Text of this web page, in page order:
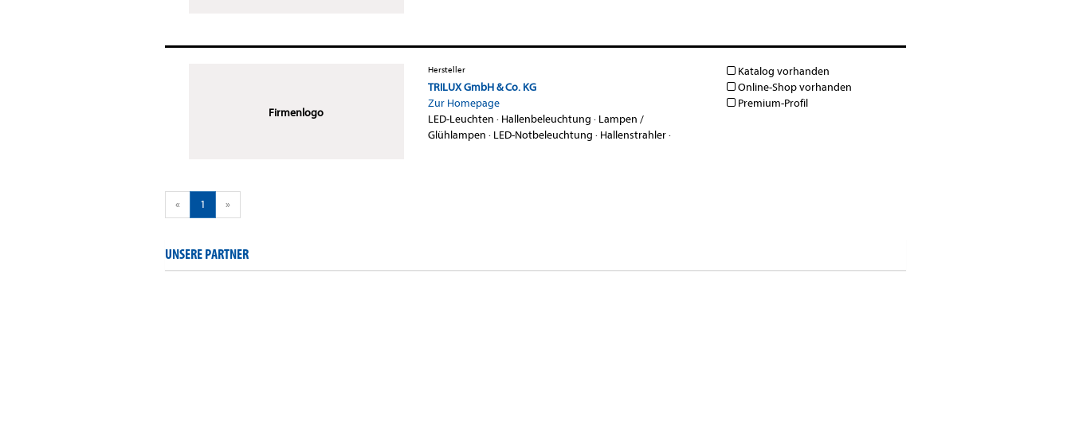
Firmenlogo
Hersteller
TRILUX GmbH & Co. KG
Zur Homepage
LED-Leuchten · Hallenbeleuchtung · Lampen /
Glühlampen · LED-Notbeleuchtung · Hallenstrahler·
Katalog vorhanden
Online-Shop vorhanden
Premium-Profil
« 1 »
UNSERE PARTNER